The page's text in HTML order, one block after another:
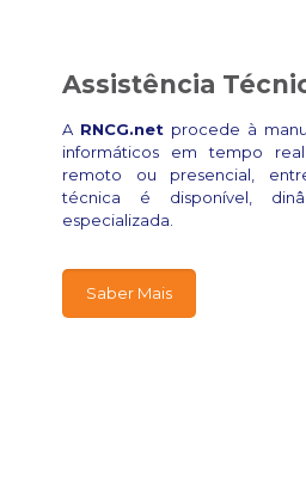
Assistência
A RNCG.net procede à
informáticos em tempo
remoto ou presencial,
técnica é disponível,
especializada.
Saber Mais